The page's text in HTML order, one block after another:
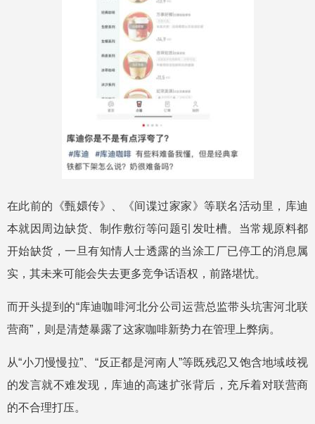
在此前的《甄嬛传》、《间谍过家家》等联名活动里，库迪
本就因周边缺货、制作敷衍等问题引发吐槽。当常规原料都
开始缺货，一旦有知情人士透露的当涂工厂已停工的消息属
实，其未来可能会失去更多竞争话语权，前路堪忧。
而开头提到的“库迪咖啡河北分公司运营总监带头坑害河北联
营商”，则是清楚暴露了这家咖啡新势力在管理上弊病。
从“小刀慢慢拉”、“反正都是河南人”等既残忍又饱含地域歧视
的发言就不难发现，库迪的高速扩张背后，充斥着对联营商
的不合理打压。